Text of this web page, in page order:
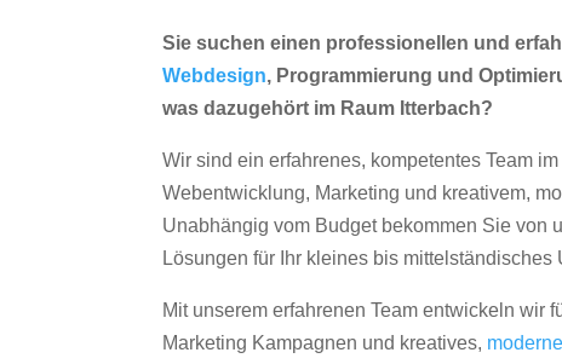
Sie suchen einen professionellen und
Webdesign, Programmierung und
was dazugehört im Raum Itterbach?
Wir sind ein erfahrenes, kompetentes Team
Webentwicklung, Marketing und kreativem,
Unabhängig vom Budget bekommen Sie von
Lösungen für Ihr kleines bis mittelständisches
Mit unserem erfahrenen Team entwickeln wir
Marketing Kampagnen und kreatives,